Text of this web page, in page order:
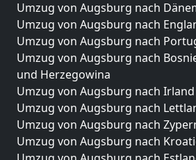
Umzug von Augsburg nach
Umzug von Augsburg nach
Umzug von Augsburg nach
Umzug von Augsburg nach
und Herzegowina
Umzug von Augsburg nach Irland
Umzug von Augsburg nach
Umzug von Augsburg nach
Umzug von Augsburg nach